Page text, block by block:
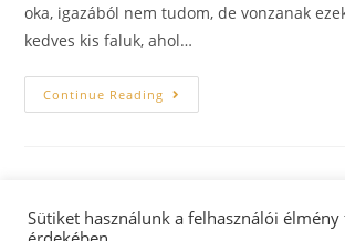
oka, igazából nem tudom, de vonzanak
kedves kis faluk, ahol…
Continue Reading
Sütiket használunk a felhasználói élmény